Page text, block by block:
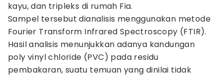
kayu, dan tripleks di rumah Fia.
Sampel tersebut dianalisis menggunakan metode
Fourier Transform Infrared Spectroscopy (FTIR).
Hasil analisis menunjukkan adanya kandungan
poly vinyl chloride (PVC) pada residu
pembakaran, suatu temuan yang dinilai tidak